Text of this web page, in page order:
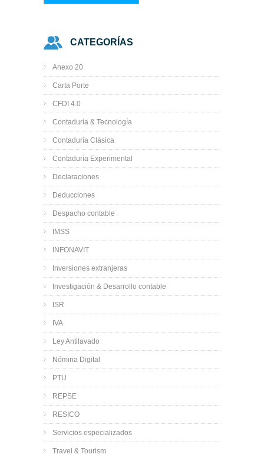
CATEGORÍAS
Anexo 20
Carta Porte
CFDI 4.0
Contaduría & Tecnología
Contaduría Clásica
Contaduría Experimental
Declaraciones
Deducciones
Despacho contable
IMSS
INFONAVIT
Inversiones extranjeras
Investigación & Desarrollo contable
ISR
IVA
Ley Antilavado
Nómina Digital
PTU
REPSE
RESICO
Servicios especializados
Travel & Tourism